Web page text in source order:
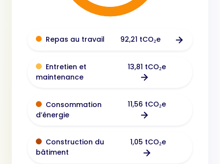
Repas au travail 92,21 tCO₂e
Entretien et
maintenance
13,81 tCO₂e
Consommation
d’énergie
11,56 tCO₂e
Construction du
bâtiment
1,05 tCO₂e